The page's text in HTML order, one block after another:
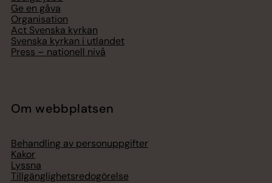
Ge en gåva
Organisation
Act Svenska kyrkan
Svenska kyrkan i utlandet
Press – nationell nivå
Om webbplatsen
Behandling av personuppgifter
Kakor
Lyssna
Tillgänglighetsredogörelse